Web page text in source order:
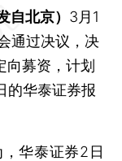
自北京） 3月1
通过决议，决
向募资，计划
的华泰证券报
华泰证券2日